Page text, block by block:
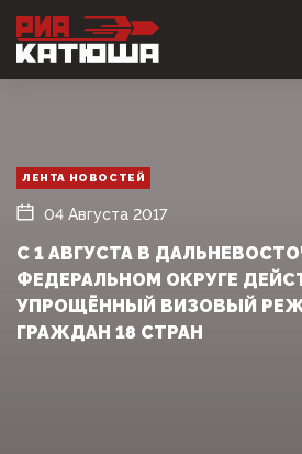
ЛЕНТА НОВОСТЕЙ
04 Августа 2017
С 1 АВГУСТА В
ФЕДЕРАЛЬНОМ ОКРУГЕ
УПРОЩЁННЫЙ ВИЗОВЫЙ
ГРАЖДАН 18 СТРАН